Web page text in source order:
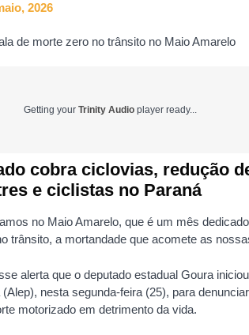
2026
Getting your Trinity Audio player ready...
cobra ciclovias, redução
e ciclistas no Paraná
no Maio Amarelo, que é um mês
trânsito, a mortandade que acomete as
alerta que o deputado estadual Goura
(Alep), nesta segunda-feira (25), para
motorizado em detrimento da vida.